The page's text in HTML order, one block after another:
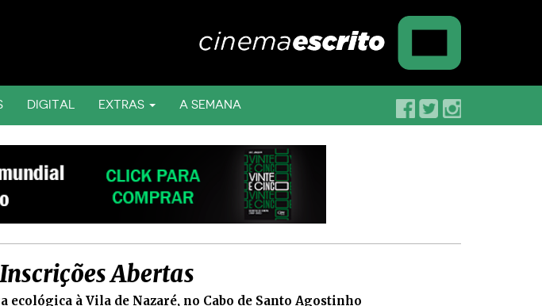
DIGITAL EXTRAS A SEMANA
Abertas
à Vila de Nazaré, no Cabo de Santo Agostinho